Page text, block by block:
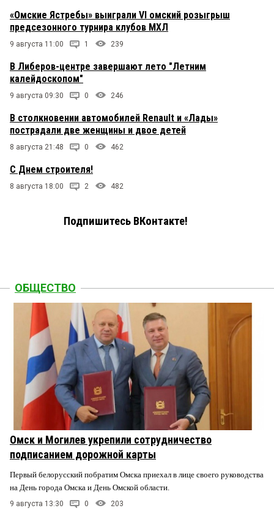
«Омские Ястребы» выиграли VI омский розыгрыш
предсезонного турнира клубов МХЛ
9 августа 11:00 1 239
В Либеров-центре завершают лето "Летним
калейдоскопом"
9 августа 09:30 0 246
В столкновении автомобилей Renault и «Лады»
пострадали две женщины и двое детей
8 августа 21:48 0 462
С Днем строителя!
8 августа 18:00 2 482
Подпишитесь ВКонтакте!
ОБЩЕСТВО
Омск и Могилев укрепили сотрудничество
подписанием дорожной карты
Первый белорусский побратим Омска приехал в лице своего руководства
на День города Омска и День Омской области.
9 августа 13:30 0 203